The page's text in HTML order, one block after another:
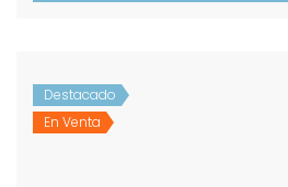
Destacado
En Venta